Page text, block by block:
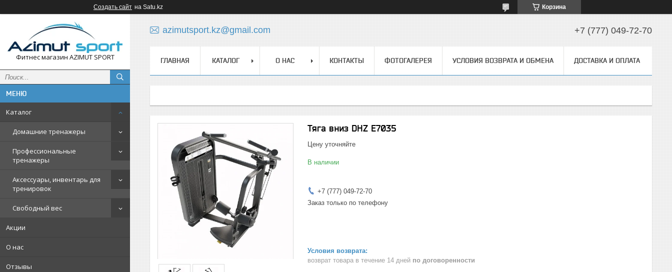
Создать сайт на Satu.kz Корзина
Фитнес магазин AZIMUT SPORT
Каталог
Домашние тренажеры
Профессиональные
тренажеры
Аксессуары, инвентарь для
тренировок
Свободный вес
Акции
О нас
Отзывы
azimutsport.kz@gmail.com +7 (777) 049-72-70
ГЛАВНАЯ КАТАЛОГ О НАС КОНТАКТЫ ФОТОГАЛЕРЕЯ УСЛОВИЯ ВОЗВРАТА И ОБМЕНА ДОСТАВКА И ОПЛАТА
Тяга вниз DHZ E7035
Цену уточняйте
В наличии
+7 (777) 049-72-70
Заказ только по телефону
возврат товара в течение 14 дней по договоренности